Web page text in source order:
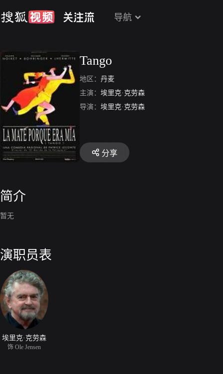
导航
Tango
地区： 丹麦
主演： 埃里克·克劳森
导演： 埃里克·克劳森
分享
简介
暂无
演职员表
埃里克·克劳森
饰 Ole Jensen